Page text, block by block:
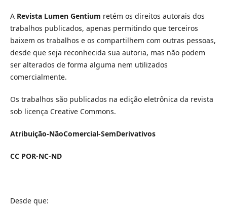
A Revista Lumen Gentium retém os direitos autorais dos
trabalhos publicados, apenas permitindo que terceiros
baixem os trabalhos e os compartilhem com outras pessoas,
desde que seja reconhecida sua autoria, mas não podem
ser alterados de forma alguma nem utilizados
comercialmente.
Os trabalhos são publicados na edição eletrônica da revista
sob licença Creative Commons.
Atribuição-NãoComercial-SemDerivativos
CC POR-NC-ND
Desde que: